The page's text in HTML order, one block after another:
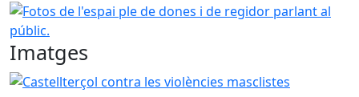
Fotos de l'espai ple de dones i de regidor parlant al
Imatges
Castellterçol contra les violències masclistes